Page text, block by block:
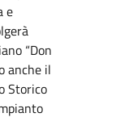
e
“Don
anche il
Storico